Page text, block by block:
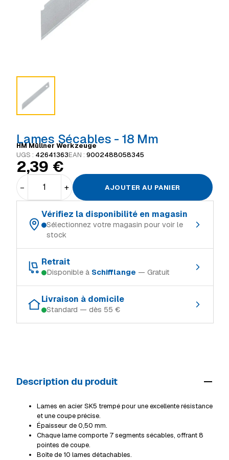
Lames Sécables - 18 Mm
HM Müllner Werkzeuge
UGS : 42641363EAN : 9002488058345
2,39 €
− + AJOUTER AU PANIER
Vérifiez la disponibilité en magasin
Sélectionnez votre magasin pour voir le
stock
Schifflange En stock
Ingeldorf
Alzingen
Retrait
Disponible à Schifflange — Gratuit
Schifflange En stock
Livraison à domicile
Standard — dès 55 €
Livraison volumineux / camion 69 €
Détails livraison & retrait
Description du produit
Lames en acier SK5 trempé pour une excellente résistance
et une coupe précise.
Épaisseur de 0,50 mm.
Chaque lame comporte 7 segments sécables, offrant 8
pointes de coupe.
Boîte de 10 lames détachables.